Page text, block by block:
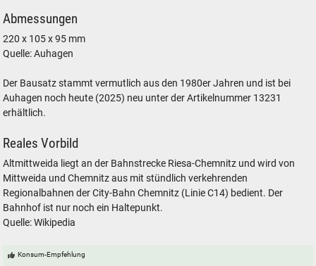
Abmessungen
220 x 105 x 95 mm
Quelle: Auhagen
Der Bausatz stammt vermutlich aus den 1980er Jahren und ist bei
Auhagen noch heute (2025) neu unter der Artikelnummer 13231
erhältlich.
Reales Vorbild
Altmittweida liegt an der Bahnstrecke Riesa-Chemnitz und wird von
Mittweida und Chemnitz aus mit stündlich verkehrenden
Regionalbahnen der City-Bahn Chemnitz (Linie C14) bedient. Der
Bahnhof ist nur noch ein Haltepunkt.
Quelle: Wikipedia
Konsum-Empfehlung